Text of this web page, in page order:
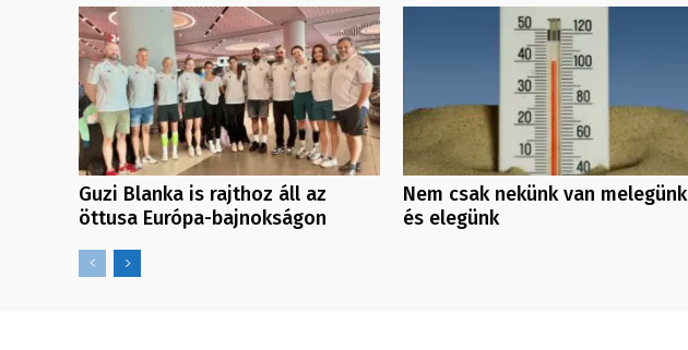
Guzi Blanka is rajthoz áll az
öttusa Európa-bajnokságon
Nem csak nekünk van melegünk
és elegünk